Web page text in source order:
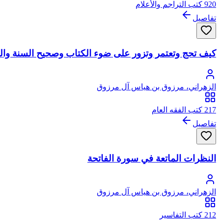
920 كتب التراجم والأعلام
تفاصيل
كيف تحج وتعتمر وتزور على ضوء الكتاب وصحيح السنة
الزهراني، مرزوق بن هياس آل مرزوق
217 كتب الفقه العام
تفاصيل
النظرات الماتعة في سورة الفاتحة
الزهراني، مرزوق بن هياس آل مرزوق
212 كتب التفاسير